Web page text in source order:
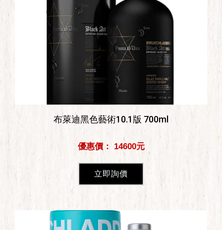
布萊迪黑色藝術10.1版 700ml
優惠價： 14600元
立即詢價